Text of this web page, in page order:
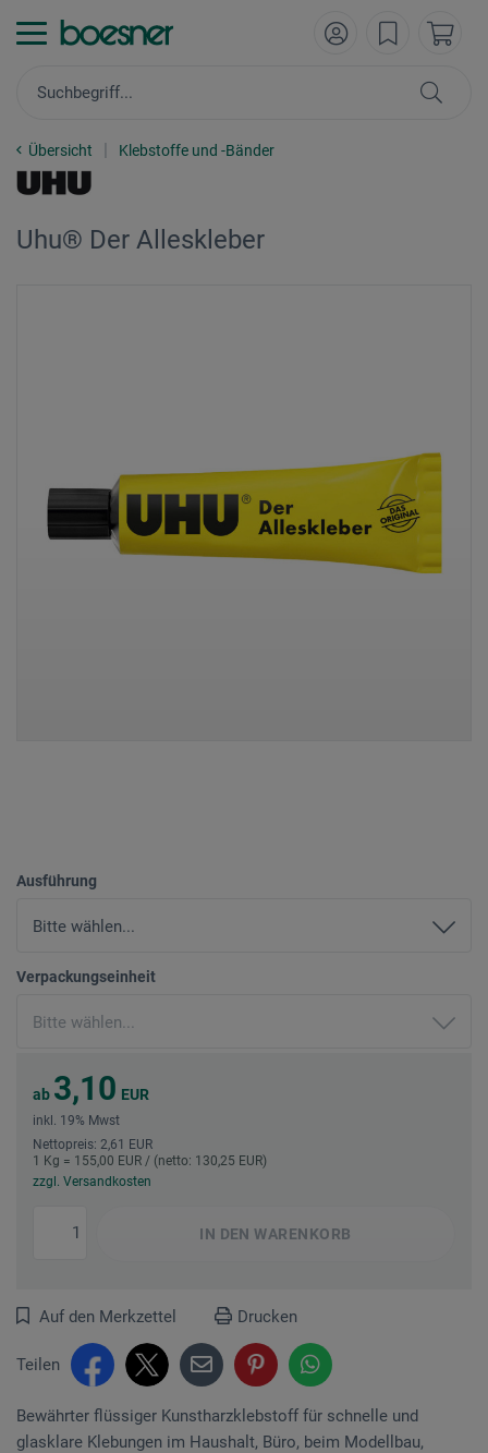
Übersicht Klebstoffe und -Bänder
Uhu® Der Alleskleber
Ausführung
Verpackungseinheit
ab 3,10 EUR
inkl. 19% Mwst
Nettopreis: 2,61 EUR
1 Kg = 155,00 EUR / (netto: 130,25 EUR)
zzgl. Versandkosten
IN DEN WARENKORB
Auf den Merkzettel Drucken
Teilen
Bewährter flüssiger Kunstharzklebstoff für schnelle und
glasklare Klebungen im Haushalt, Büro, beim Modellbau,